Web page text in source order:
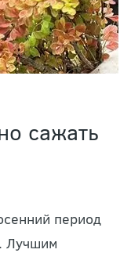
сажать
период
Лучшим